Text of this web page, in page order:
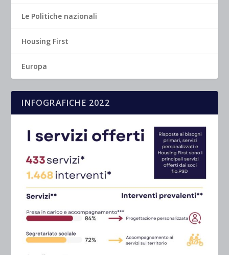
Le Politiche nazionali
Housing First
Europa
INFOGRAFICHE 2022